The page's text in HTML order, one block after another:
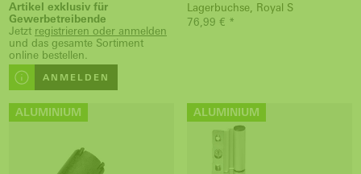
Artikel exklusiv für
Gewerbetreibende
Jetzt registrieren oder anmelden
und das gesamte Sortiment
online bestellen.
ANMELDEN
Lagerbuchse, Royal S
76,99 € *
ALUMINIUM ALUMINIUM